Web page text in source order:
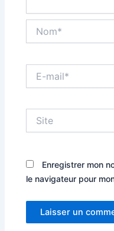
mail*
Enregistrer mon
le navigateur pour